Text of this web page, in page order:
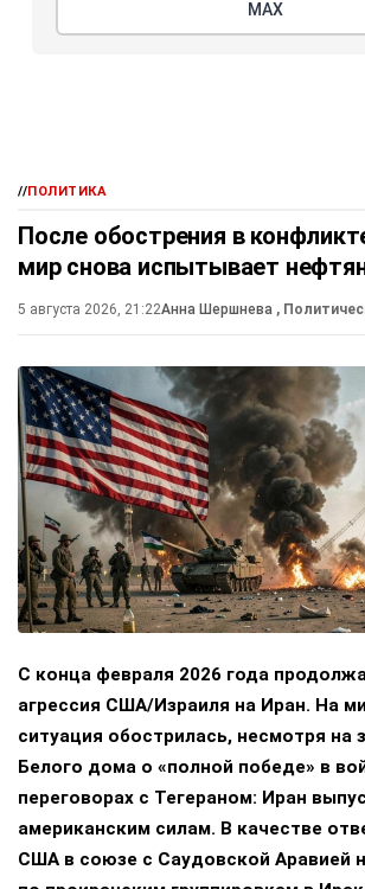
МАХ
//ПОЛИТИКА
После обострения в
мир снова испытывает
5 августа 2026, 21:22Анна Шершнева ,
С конца февраля 2026 года
агрессия США/Израиля на Иран. На
ситуация обострилась, несмотря на
Белого дома о «полной победе» в
переговорах с Тегераном: Иран
американским силам. В качестве
США в союзе с Саудовской Аравией